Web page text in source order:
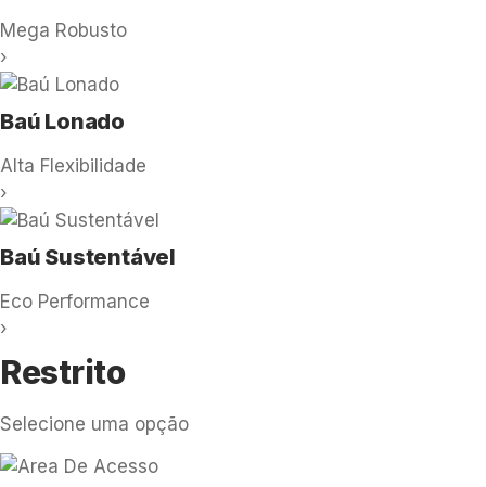
Mega Robusto
›
Baú Lonado
Alta Flexibilidade
›
Baú Sustentável
Eco Performance
›
Restrito
Selecione uma opção